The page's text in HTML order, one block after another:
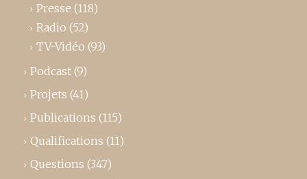
Presse (118)
Radio (52)
TV-Vidéo (93)
Podcast (9)
Projets (41)
Publications (115)
Qualifications (11)
Questions (347)